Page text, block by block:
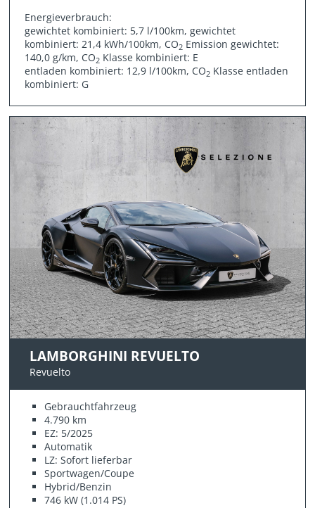
Energieverbrauch:
gewichtet kombiniert: 5,7 l/100km, gewichtet
kombiniert: 21,4 kWh/100km, CO2 Emission gewichtet:
140,0 g/km, CO2 Klasse kombiniert: E
entladen kombiniert: 12,9 l/100km, CO2 Klasse entladen
kombiniert: G
LAMBORGHINI REVUELTO
Revuelto
Gebrauchtfahrzeug
4.790 km
EZ: 5/2025
Automatik
LZ: Sofort lieferbar
Sportwagen/Coupe
Hybrid/Benzin
746 kW (1.014 PS)